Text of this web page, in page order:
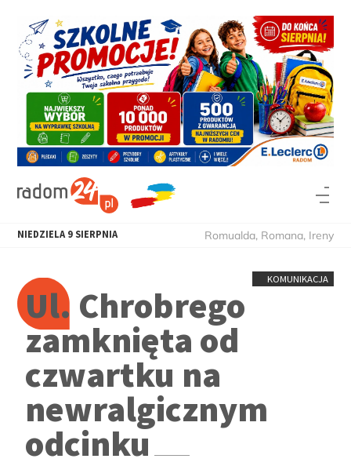
NIEDZIELA 9 SIERPNIA Romualda, Romana, Ireny
KOMUNIKACJA
Ul. Chrobrego
zamknięta od
czwartku na
newralgicznym
odcinku